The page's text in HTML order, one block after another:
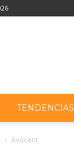
TENDENCIAS
Avocent